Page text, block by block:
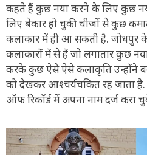
कहते हैं कुछ नया करने के लिए कुछ
लिए बेकार हो चुकी चीजों से कुछ
कलाकार में ही आ सकती है. जोधपुर
कलाकारों में से हैं जो लगातार कुछ
करके कुछ ऐसे ऐसे कलाकृति उन्होंने
को देखकर आश्चर्यचकित रह जाता
ऑफ रिकॉर्ड में अपना नाम दर्ज करा